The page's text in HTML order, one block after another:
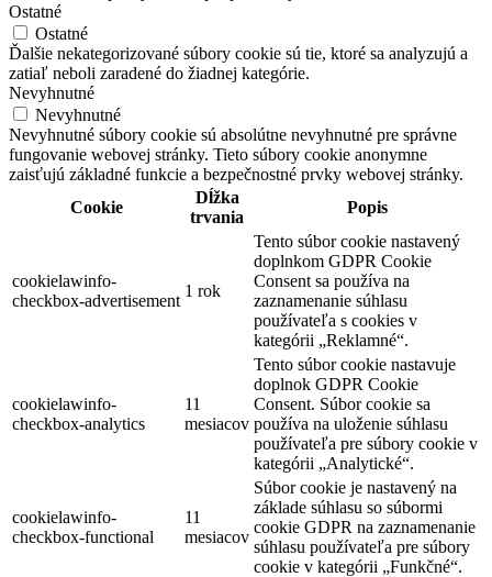
Ostatné
Ostatné
Ďalšie nekategorizované súbory cookie sú tie, ktoré sa analyzujú a
zatiaľ neboli zaradené do žiadnej kategórie.
Nevyhnutné
Nevyhnutné
Nevyhnutné súbory cookie sú absolútne nevyhnutné pre správne
fungovanie webovej stránky. Tieto súbory cookie anonymne
zaisťujú základné funkcie a bezpečnostné prvky webovej stránky.
Cookie
Dĺžka
trvania
Popis
cookielawinfo-
checkbox-advertisement
1 rok
Tento súbor cookie nastavený
doplnkom GDPR Cookie
Consent sa používa na
zaznamenanie súhlasu
používateľa s cookies v
kategórii „Reklamné“.
cookielawinfo-
checkbox-analytics
11
mesiacov
Tento súbor cookie nastavuje
doplnok GDPR Cookie
Consent. Súbor cookie sa
používa na uloženie súhlasu
používateľa pre súbory cookie v
kategórii „Analytické“.
cookielawinfo-
checkbox-functional
11
mesiacov
Súbor cookie je nastavený na
základe súhlasu so súbormi
cookie GDPR na zaznamenanie
súhlasu používateľa pre súbory
cookie v kategórii „Funkčné“.